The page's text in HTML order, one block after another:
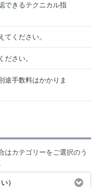
できるテクニカル指
てください。
ださい。
途手数料はかかりま
はカテゴリーをご選択のう
）